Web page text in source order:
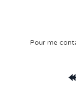
Pour me